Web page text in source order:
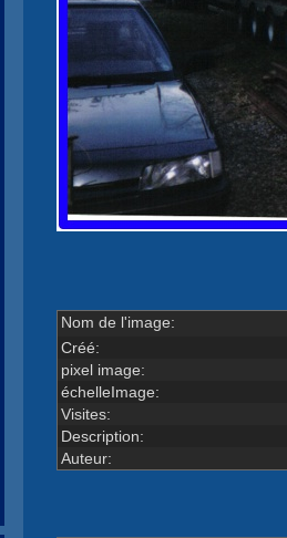
Nom de l'image:
Créé:
pixel image:
échelleImage:
Visites:
Description:
Auteur: